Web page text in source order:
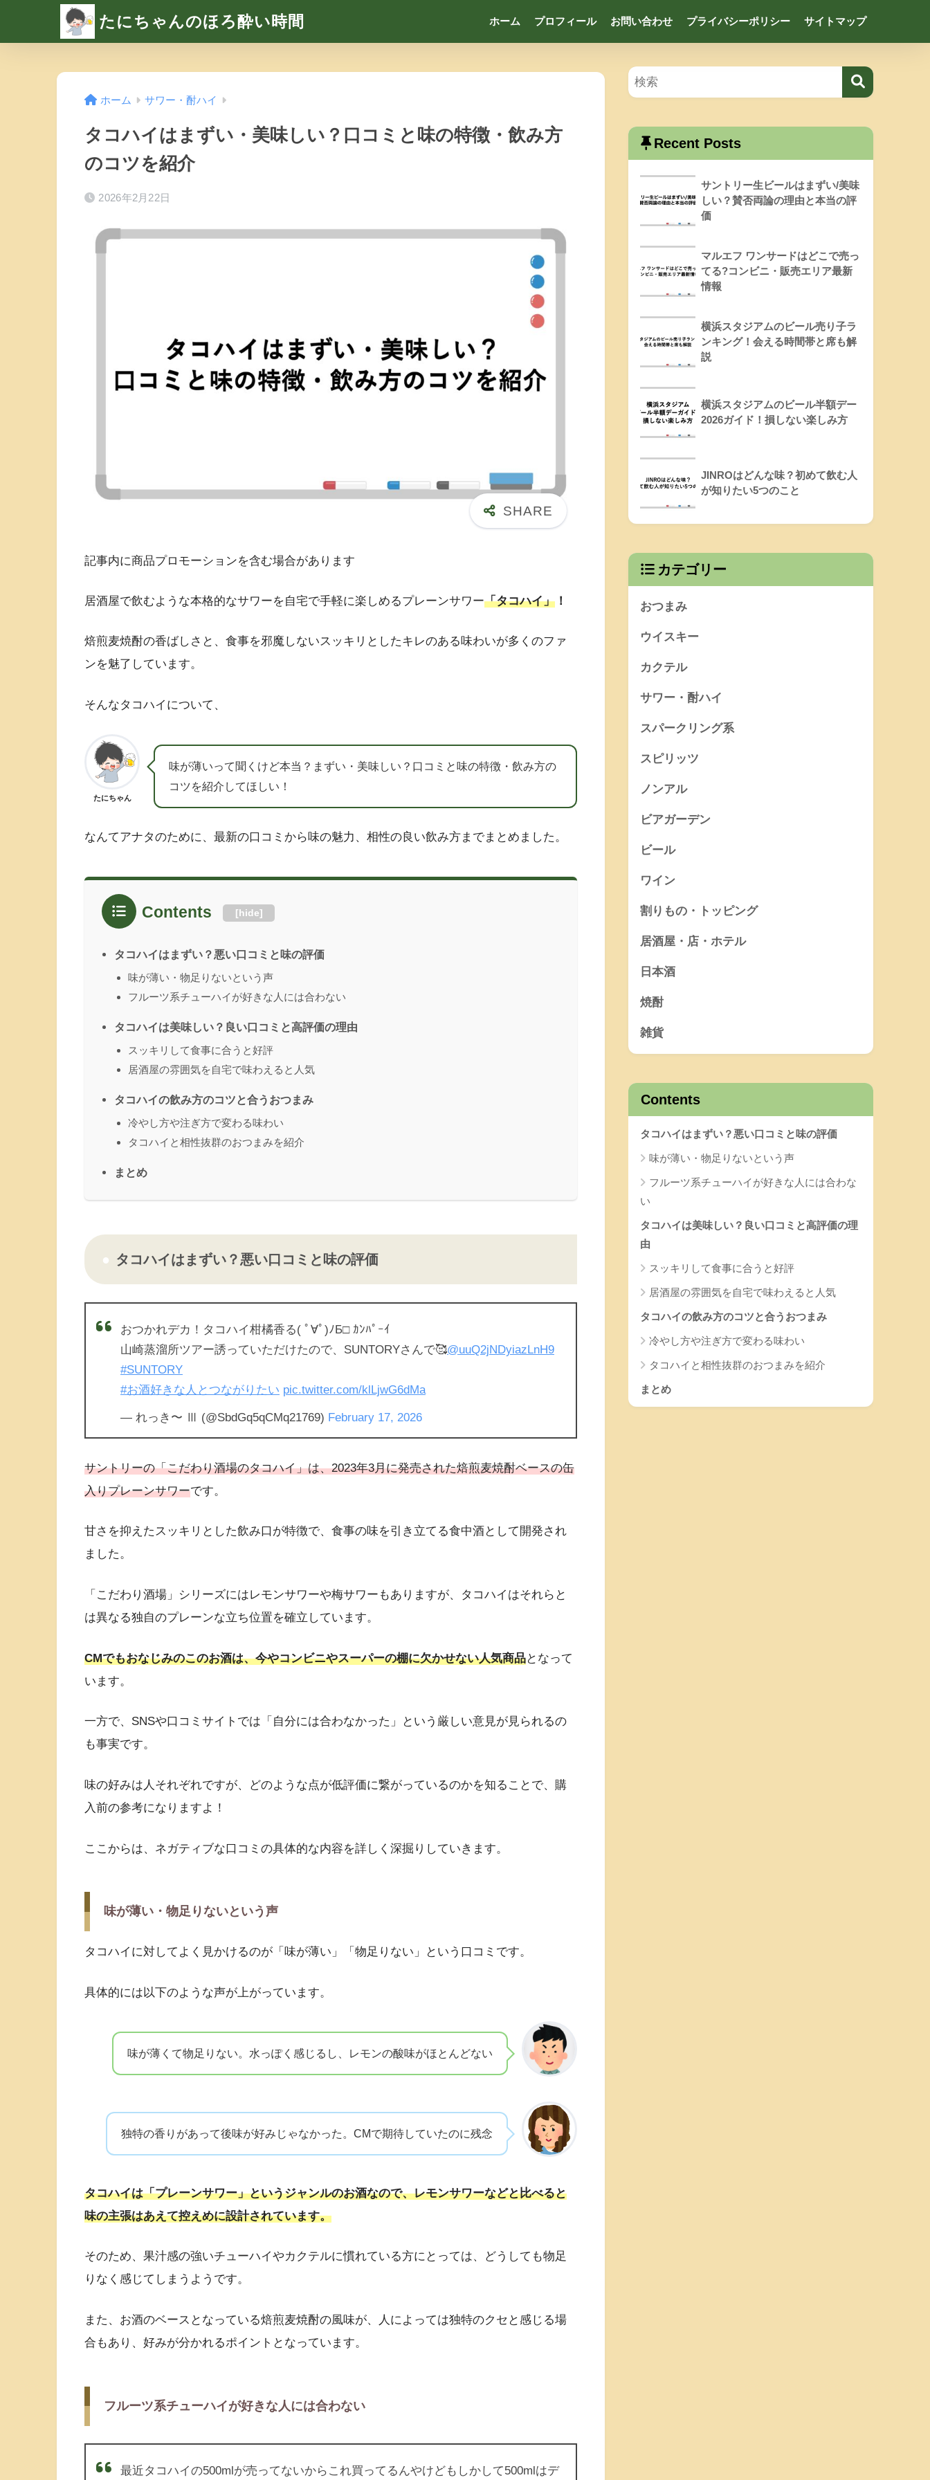
たにちゃんのほろ酔い時間 ホーム プロフィール お問い合わせ プライバシーポリシー サイトマップ
ホーム サワー・酎ハイ
タコハイはまずい・美味しい？口コミと味の特徴・飲み方
のコツを紹介
2026年2月22日
記事内に商品プロモーションを含む場合があります
居酒屋で飲むような本格的なサワーを自宅で手軽に楽しめるプレーンサワー「タコハイ」 ！
焙煎麦焼酎の香ばしさと、食事を邪魔しないスッキリとしたキレのある味わいが多くのファ
ンを魅了しています。
そんなタコハイについて、
たにちゃん
味が薄いって聞くけど本当？まずい・美味しい？口コミと味の特徴・飲み方の
コツを紹介してほしい！
なんてアナタのために、最新の口コミから味の魅力、相性の良い飲み方までまとめました。
Contents [hide]
タコハイはまずい？悪い口コミと味の評価
味が薄い・物足りないという声
フルーツ系チューハイが好きな人には合わない
タコハイは美味しい？良い口コミと高評価の理由
スッキリして食事に合うと好評
居酒屋の雰囲気を自宅で味わえると人気
タコハイの飲み方のコツと合うおつまみ
冷やし方や注ぎ方で変わる味わい
タコハイと相性抜群のおつまみを紹介
まとめ
タコハイはまずい？悪い口コミと味の評価
おつかれデカ！タコハイ柑橘香る( ﾟ∀ﾟ)ﾉБ□ ｶﾝﾊﾟｰｲ
山崎蒸溜所ツアー誘っていただけたので、SUNTORYさんで🥰@uuQ2jNDyiazLnH9
#SUNTORY
#お酒好きな人とつながりたい pic.twitter.com/klLjwG6dMa
— れっき〜 Ⅲ (@SbdGq5qCMq21769) February 17, 2026
サントリーの「こだわり酒場のタコハイ」は、2023年3月に発売された焙煎麦焼酎ベースの缶
入りプレーンサワーです。
甘さを抑えたスッキリとした飲み口が特徴で、食事の味を引き立てる食中酒として開発され
ました。
「こだわり酒場」シリーズにはレモンサワーや梅サワーもありますが、タコハイはそれらと
は異なる独自のプレーンな立ち位置を確立しています。
CMでもおなじみのこのお酒は、今やコンビニやスーパーの棚に欠かせない人気商品となって
います。
一方で、SNSや口コミサイトでは「自分には合わなかった」という厳しい意見が見られるの
も事実です。
味の好みは人それぞれですが、どのような点が低評価に繋がっているのかを知ることで、購
入前の参考になりますよ！
ここからは、ネガティブな口コミの具体的な内容を詳しく深掘りしていきます。
味が薄い・物足りないという声
タコハイに対してよく見かけるのが「味が薄い」「物足りない」という口コミです。
具体的には以下のような声が上がっています。
味が薄くて物足りない。水っぽく感じるし、レモンの酸味がほとんどない
独特の香りがあって後味が好みじゃなかった。CMで期待していたのに残念
タコハイは「プレーンサワー」というジャンルのお酒なので、レモンサワーなどと比べると
味の主張はあえて控えめに設計されています。
そのため、果汁感の強いチューハイやカクテルに慣れている方にとっては、どうしても物足
りなく感じてしまうようです。
また、お酒のベースとなっている焙煎麦焼酎の風味が、人によっては独特のクセと感じる場
合もあり、好みが分かれるポイントとなっています。
フルーツ系チューハイが好きな人には合わない
最近タコハイの500mlが売ってないからこれ買ってるんやけどもしかして500mlはデ
Recent Posts
サントリー生ビールはまずい/美味
しい？賛否両論の理由と本当の評
価
マルエフ ワンサードはどこで売っ
てる?コンビニ・販売エリア最新
情報
横浜スタジアムのビール売り子ラ
ンキング！会える時間帯と席も解
説
横浜スタジアムのビール半額デー
2026ガイド！損しない楽しみ方
JINROはどんな味？初めて飲む人
が知りたい5つのこと
カテゴリー
おつまみ
ウイスキー
カクテル
サワー・酎ハイ
スパークリング系
スピリッツ
ノンアル
ビアガーデン
ビール
ワイン
割りもの・トッピング
居酒屋・店・ホテル
日本酒
焼酎
雑貨
Contents
タコハイはまずい？悪い口コミと味の評価
味が薄い・物足りないという声
フルーツ系チューハイが好きな人には合わな
い
タコハイは美味しい？良い口コミと高評価の理
由
スッキリして食事に合うと好評
居酒屋の雰囲気を自宅で味わえると人気
タコハイの飲み方のコツと合うおつまみ
冷やし方や注ぎ方で変わる味わい
タコハイと相性抜群のおつまみを紹介
まとめ